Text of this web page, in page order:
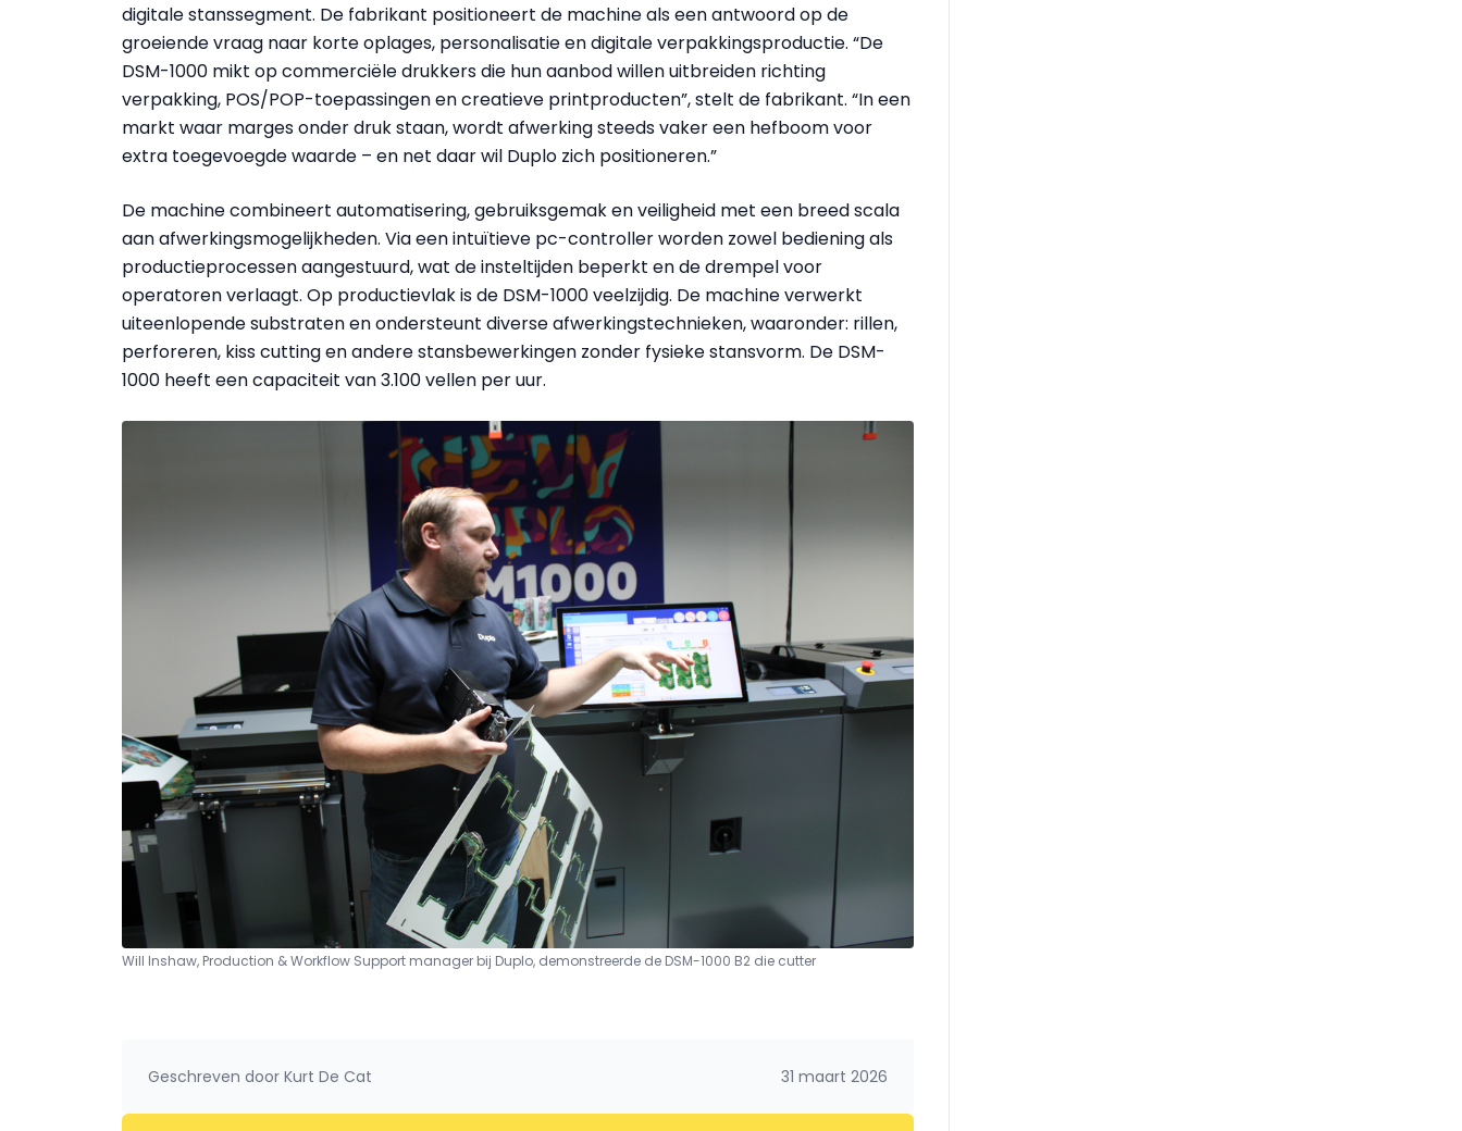
digitale stanssegment. De fabrikant positioneert de machine als een antwoord op de
groeiende vraag naar korte oplages, personalisatie en digitale verpakkingsproductie. “De
DSM-1000 mikt op commerciële drukkers die hun aanbod willen uitbreiden richting
verpakking, POS/POP-toepassingen en creatieve printproducten”, stelt de fabrikant. “In een
markt waar marges onder druk staan, wordt afwerking steeds vaker een hefboom voor
extra toegevoegde waarde – en net daar wil Duplo zich positioneren.”
De machine combineert automatisering, gebruiksgemak en veiligheid met een breed scala
aan afwerkingsmogelijkheden. Via een intuïtieve pc-controller worden zowel bediening als
productieprocessen aangestuurd, wat de insteltijden beperkt en de drempel voor
operatoren verlaagt. Op productievlak is de DSM-1000 veelzijdig. De machine verwerkt
uiteenlopende substraten en ondersteunt diverse afwerkingstechnieken, waaronder: rillen,
perforeren, kiss cutting en andere stansbewerkingen zonder fysieke stansvorm. De DSM-
1000 heeft een capaciteit van 3.100 vellen per uur.
Will Inshaw, Production & Workflow Support manager bij Duplo, demonstreerde de DSM-1000 B2 die cutter
Geschreven door Kurt De Cat 31 maart 2026